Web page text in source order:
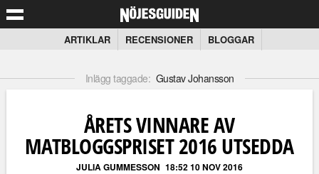
ARTIKLAR RECENSIONER BLOGGAR
Inlägg taggade: Gustav Johansson
ÅRETS VINNARE AV
MATBLOGGSPRISET 2016 UTSEDDA
JULIA GUMMESSON 18:52 10 NOV 2016